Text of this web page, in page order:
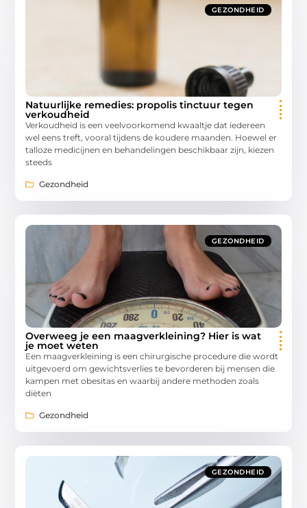
GEZONDHEID
Natuurlijke remedies: propolis tinctuur tegen
verkoudheid
Verkoudheid is een veelvoorkomend kwaaltje dat iedereen
wel eens treft, vooral tijdens de koudere maanden. Hoewel er
talloze medicijnen en behandelingen beschikbaar zijn, kiezen
steeds
Gezondheid
GEZONDHEID
Overweeg je een maagverkleining? Hier is wat
je moet weten
Een maagverkleining is een chirurgische procedure die wordt
uitgevoerd om gewichtsverlies te bevorderen bij mensen die
kampen met obesitas en waarbij andere methoden zoals
diëten
Gezondheid
GEZONDHEID